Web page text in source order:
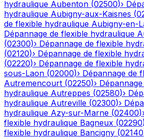
hydraulique Aubenton (02500)›
hydraulique Aubigny-aux-Kaisnes (
de flexible hydraulique Aubigny-en-
Dépannage de flexible hydraulique
(02300)› Dépannage de flexible
(02120)› Dépannage de flexible
(02220)› Dépannage de flexible
sous-Laon (02000)› Dépannage de
Autremencourt (02250)›
hydraulique Autreppes (02580)›
hydraulique Autreville (02300)›
hydraulique Azy-sur-Marne (02400)›
flexible hydraulique Bagneux (02290
flexible hydraulique Bancigny (02140